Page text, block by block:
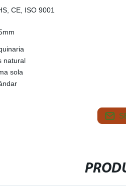
CE, ISO 9001
natural
sola